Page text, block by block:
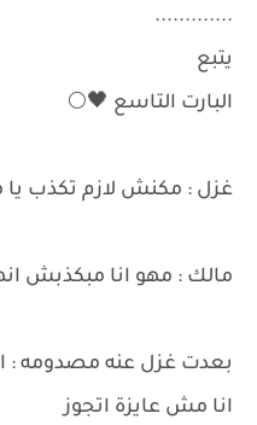
.............
يتبع
البارت التاسع 🖤🌕
غزل : مكنش لازم تكذب يا
مالك : مهو انا مبكذبش
بعدت غزل عنه مصدومه :
انا مش عايزة اتجوز